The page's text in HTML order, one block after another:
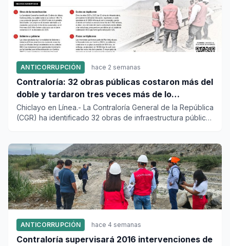
ANTICORRUPCIÓN hace 2 semanas
Contraloría: 32 obras públicas costaron más del
doble y tardaron tres veces más de lo
establecido en sus contratos
Chiclayo en Línea.- La Contraloría General de la República
(CGR) ha identificado 32 obras de infraestructura pública,
ANTICORRUPCIÓN hace 4 semanas
Contraloría supervisará 2016 intervenciones de